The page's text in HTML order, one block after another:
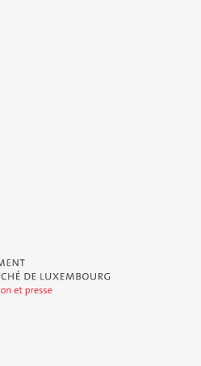
Duché de Luxembourg - Service